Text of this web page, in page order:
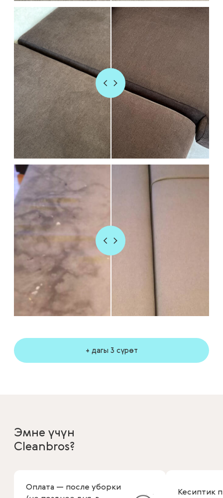
+ дагы 3 сүрөт
Эмне үчүн
Cleanbros?
Оплата — после уборки
Кесиптик